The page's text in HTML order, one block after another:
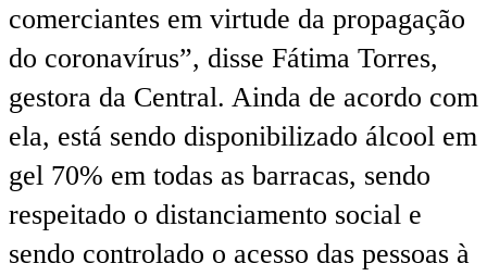
comerciantes em virtude da propagação
do coronavírus”, disse Fátima Torres,
gestora da Central. Ainda de acordo com
ela, está sendo disponibilizado álcool em
gel 70% em todas as barracas, sendo
respeitado o distanciamento social e
sendo controlado o acesso das pessoas à